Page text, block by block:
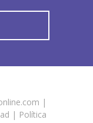
|
| Política